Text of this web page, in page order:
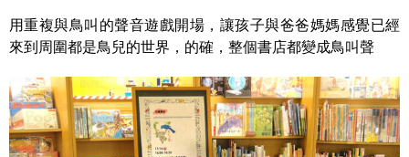
用重複與鳥叫的聲音遊戲開場，讓孩子與爸爸媽媽感覺已經
來到周圍都是鳥兒的世界，的確，整個書店都變成鳥叫聲